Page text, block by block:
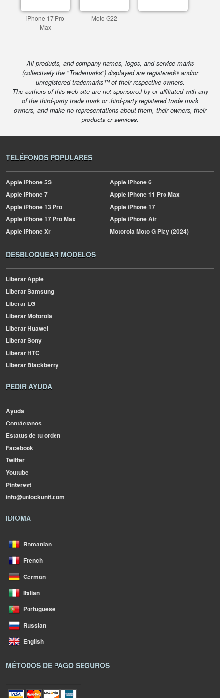
iPhone 17 Pro
Max
Moto G22
All products, and company names, logos, and service marks
(collectively the "Trademarks") displayed are registered® and/or
unregistered trademarks™ of their respective owners.
The authors of this web site are not sponsored by or affiliated with any
of the third-party trade mark or third-party registered trade mark
owners, and make no representations about them, their owners, their
products or services.
TELÉFONOS POPULARES
AppleiPhone 5S AppleiPhone 6
AppleiPhone 7 AppleiPhone 11 Pro Max
AppleiPhone 13 Pro AppleiPhone 17
AppleiPhone 17 Pro Max AppleiPhone Air
AppleiPhone Xr MotorolaMoto G Play (2024)
DESBLOQUEAR MODELOS
Liberar Apple
Liberar Samsung
Liberar LG
Liberar Motorola
Liberar Huawei
Liberar Sony
Liberar HTC
Liberar Blackberry
PEDIR AYUDA
Ayuda
Contáctanos
Estatus de tu orden
Facebook
Twitter
Youtube
Pinterest
info@unlockunit.com
IDIOMA
Romanian
French
German
Italian
Portuguese
Russian
English
MÉTODOS DE PAGO SEGUROS